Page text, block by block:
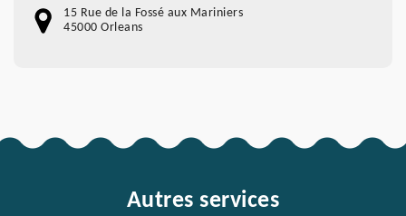
15 Rue de la Fossé aux Mariniers
45000 Orleans
Autres services